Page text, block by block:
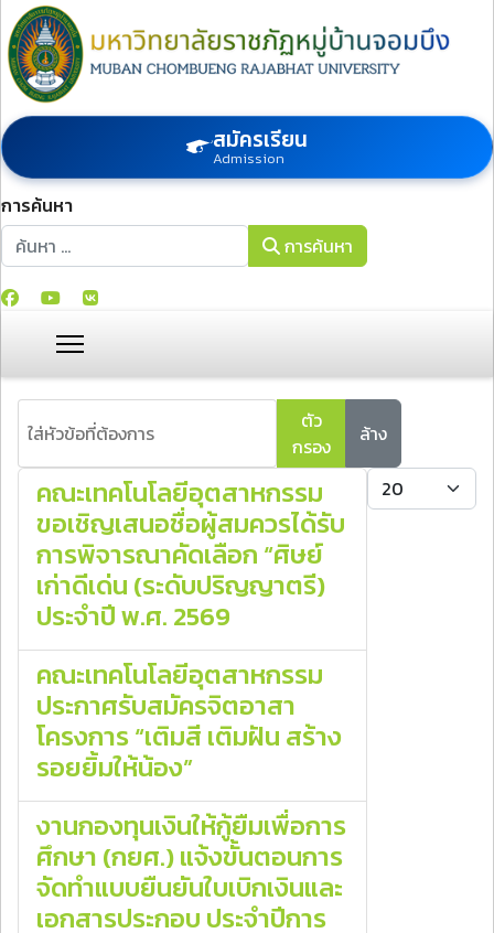
สมัครเรียน
Admission
การค้นหา
การค้นหา
การค้นหา
ตัว
กรอง
ล้าง
แสดง #
คณะเทคโนโลยีอุตสาหกรรม
ขอเชิญเสนอชื่อผู้สมควรได้รับ
การพิจารณาคัดเลือก “ศิษย์
เก่าดีเด่น (ระดับปริญญาตรี)
ประจำปี พ.ศ. 2569
คณะเทคโนโลยีอุตสาหกรรม
ประกาศรับสมัครจิตอาสา
โครงการ “เติมสี เติมฝัน สร้าง
รอยยิ้มให้น้อง”
งานกองทุนเงินให้กู้ยืมเพื่อการ
ศึกษา (กยศ.) แจ้งขั้นตอนการ
จัดทำแบบยืนยันใบเบิกเงินและ
เอกสารประกอบ ประจำปีการ